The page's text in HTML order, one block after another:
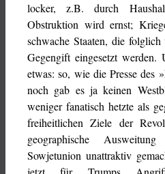
locker, z.B. durch
Obstruktion wird ernst;
schwache Staaten, die
Gegengift eingesetzt
etwas: so, wie die Presse des
noch gab es ja keinen
weniger fanatisch hetzte als
freiheitlichen Ziele der
geographische
Sowjetunion unattraktiv